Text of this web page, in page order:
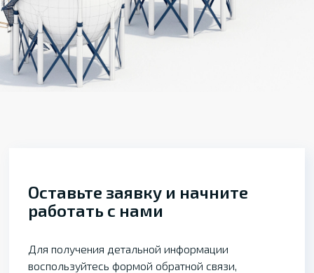
Оставьте заявку и начните
работать с нами
Для получения детальной информации
воспользуйтесь формой обратной связи,